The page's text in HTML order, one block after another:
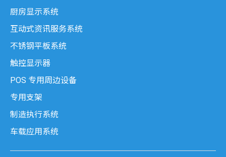
厨房显示系统
互动式资讯服务系统
不锈钢平板系统
触控显示器
POS 专用周边设备
专用支架
制造执行系统
车载应用系统